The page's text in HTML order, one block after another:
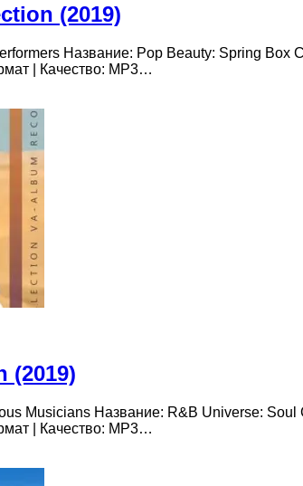
(2019)
Название: Pop Beauty: Spring
| Качество: MP3…
(2019)
Musicians Название: R&B Universe:
| Качество: MP3…